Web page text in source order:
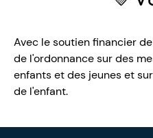
Avec le soutien financier
de l'ordonnance sur des
enfants et des jeunes et
de l'enfant.